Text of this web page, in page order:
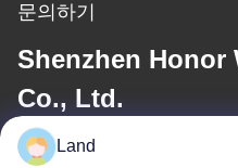
문의하기
Shenzhen Honor
Co., Ltd.
이메일
Land